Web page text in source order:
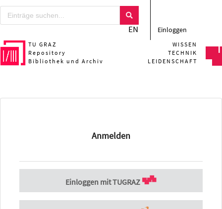
EN Einloggen
TU GRAZ
Repository
Bibliothek und Archiv
WISSEN
TECHNIK
LEIDENSCHAFT
Anmelden
Einloggen mit TUGRAZ